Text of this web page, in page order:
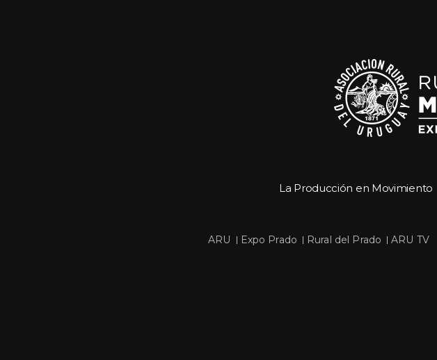
La Producción en Movimiento
ARU Expo Prado Rural del Prado ARU TV